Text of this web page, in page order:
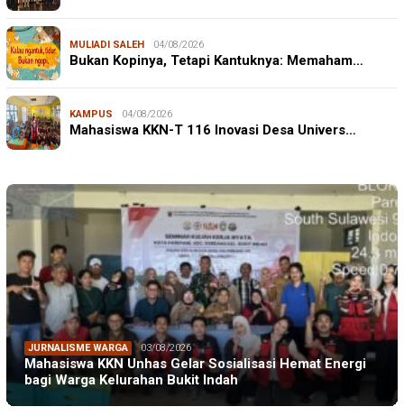
MULIADI SALEH 04/08/2026
Bukan Kopinya, Tetapi Kantuknya: Memaham…
KAMPUS 04/08/2026
Mahasiswa KKN-T 116 Inovasi Desa Univers…
JURNALISME WARGA 03/08/2026
Mahasiswa KKN Unhas Gelar Sosialisasi Hemat Energi
bagi Warga Kelurahan Bukit Indah